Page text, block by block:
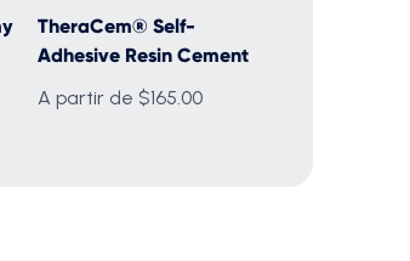
TheraCem® Self-
Adhesive Resin Cement
A partir de $165.00